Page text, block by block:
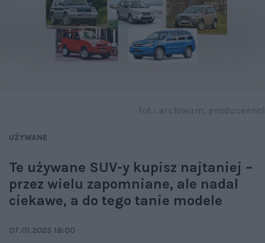
UŻYWANE
Te używane SUV-y kupisz najtaniej –
przez wielu zapomniane, ale nadal
ciekawe, a do tego tanie modele
07.01.2025 18:00